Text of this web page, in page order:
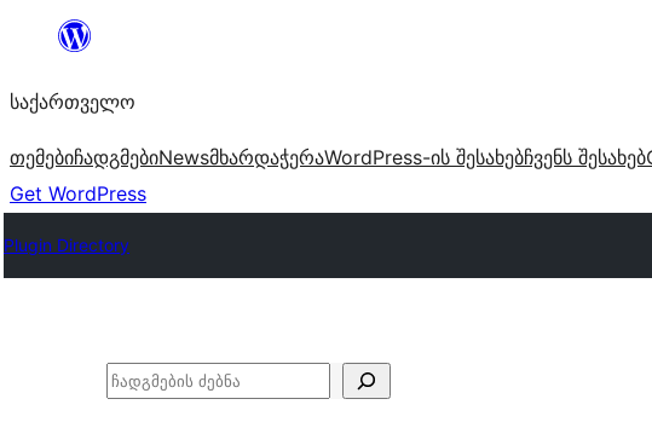
შიგთავსზე
საქართველო
თემებიჩადგმებიNewsმხარდაჭერაWordPress-ის შესახებჩვენს შესახებ
Get WordPress
Plugin Directory
ძებნა